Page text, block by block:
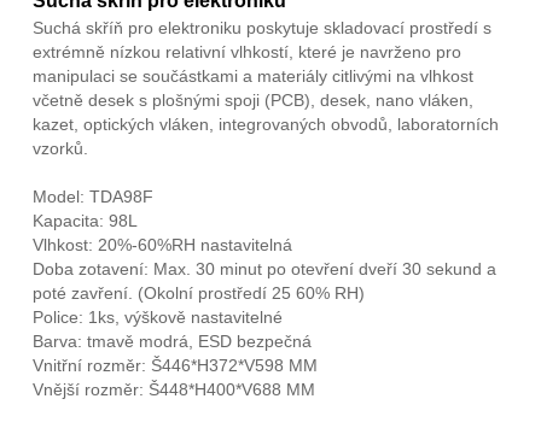
Suchá skříň pro elektroniku poskytuje skladovací prostředí s
extrémně nízkou relativní vlhkostí, které je navrženo pro
manipulaci se součástkami a materiály citlivými na vlhkost
včetně desek s plošnými spoji (PCB), desek, nano vláken,
kazet, optických vláken, integrovaných obvodů, laboratorních
vzorků.
Model: TDA98F
Kapacita: 98L
Vlhkost: 20%-60%RH nastavitelná
Doba zotavení: Max. 30 minut po otevření dveří 30 sekund a
poté zavření. (Okolní prostředí 25 60% RH)
Police: 1ks, výškově nastavitelné
Barva: tmavě modrá, ESD bezpečná
Vnitřní rozměr: Š446*H372*V598 MM
Vnější rozměr: Š448*H400*V688 MM